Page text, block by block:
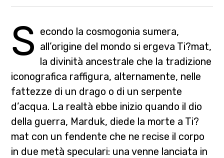
S econdo la cosmogonia sumera,
all’origine del mondo si ergeva Ti?mat,
la divinità ancestrale che la tradizione
iconografica raffigura, alternamente, nelle
fattezze di un drago o di un serpente
d’acqua. La realtà ebbe inizio quando il dio
della guerra, Marduk, diede la morte a Ti?
mat con un fendente che ne recise il corpo
in due metà speculari: una venne lanciata in